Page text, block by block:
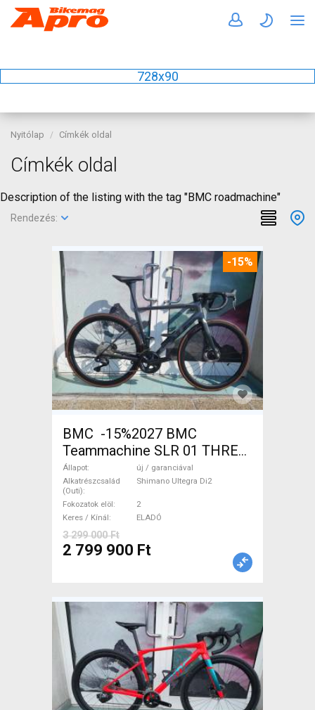
728x90
Nyitólap Címkék oldal
Címkék oldal
Description of the listing with the tag "BMC roadmachine"
Rendezés:
-15%
BMC -15%2027 BMC
Teammachine SLR 01 THREE
Ultegra Di2 Országúti
Shimano Ultegra Di2 tárcsafék
új / garanciával ELADÓ
Állapot
új / garanciával
Alkatrészcsalád
(Outi)
Shimano Ultegra Di2
Fokozatok elöl
2
Keres / Kínál
ELADÓ
3 299 000 Ft
2 799 900 Ft